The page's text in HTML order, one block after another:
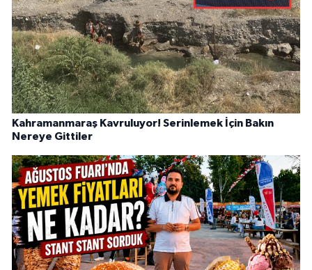
Kahramanmaraş Kavruluyor! Serinlemek İçin Bakın
Nereye Gittiler